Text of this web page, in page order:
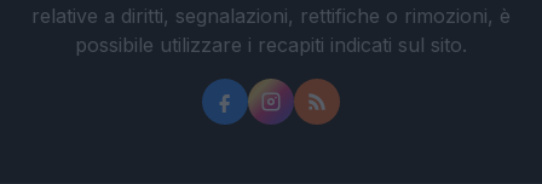
relative a diritti, segnalazioni, rettifiche o rimozioni, è
possibile utilizzare i recapiti indicati sul sito.